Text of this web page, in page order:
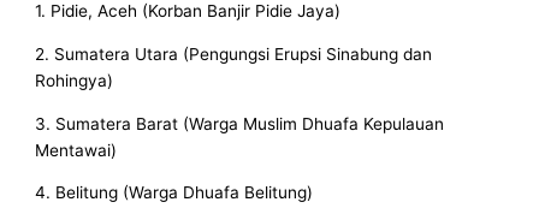
1. Pidie, Aceh (Korban Banjir Pidie Jaya)
2. Sumatera Utara (Pengungsi Erupsi Sinabung dan
Rohingya)
3. Sumatera Barat (Warga Muslim Dhuafa Kepulauan
Mentawai)
4. Belitung (Warga Dhuafa Belitung)